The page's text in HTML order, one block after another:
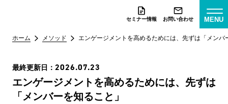
セミナー情報 お問い合わせ MENU
ホーム メソッド エンゲージメントを高めるためには、先ずは「メンバ
最終更新日： 2026.07.23
エンゲージメントを高めるためには、先ずは
「メンバーを知ること」